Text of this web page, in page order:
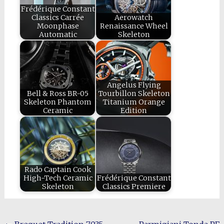
Frédérique Constant
Classics Carrée
Moonphase
Automatic
Aerowatch
Renaissance Wheel
Skeleton
Bell & Ross BR-05
Skeleton Phantom
Ceramic
Angelus Flying
Tourbillon Skeleton
Titanium Orange
Edition
Rado Captain Cook
High-Tech Ceramic
Skeleton
Frédérique Constant
Classics Premiere